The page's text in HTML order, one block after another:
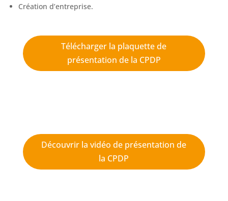
Création d’entreprise.
Télécharger la plaquette de
présentation de la CPDP
Découvrir la vidéo de présentation de
la CPDP